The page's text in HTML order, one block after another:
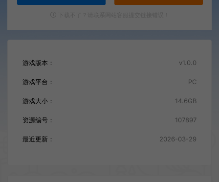
游戏版本： v1.0.0
游戏平台： PC
游戏大小： 14.6GB
资源编号： 107897
最近更新： 2026-03-29